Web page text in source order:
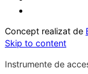
Concept realizat de
Skip to content
Instrumente de